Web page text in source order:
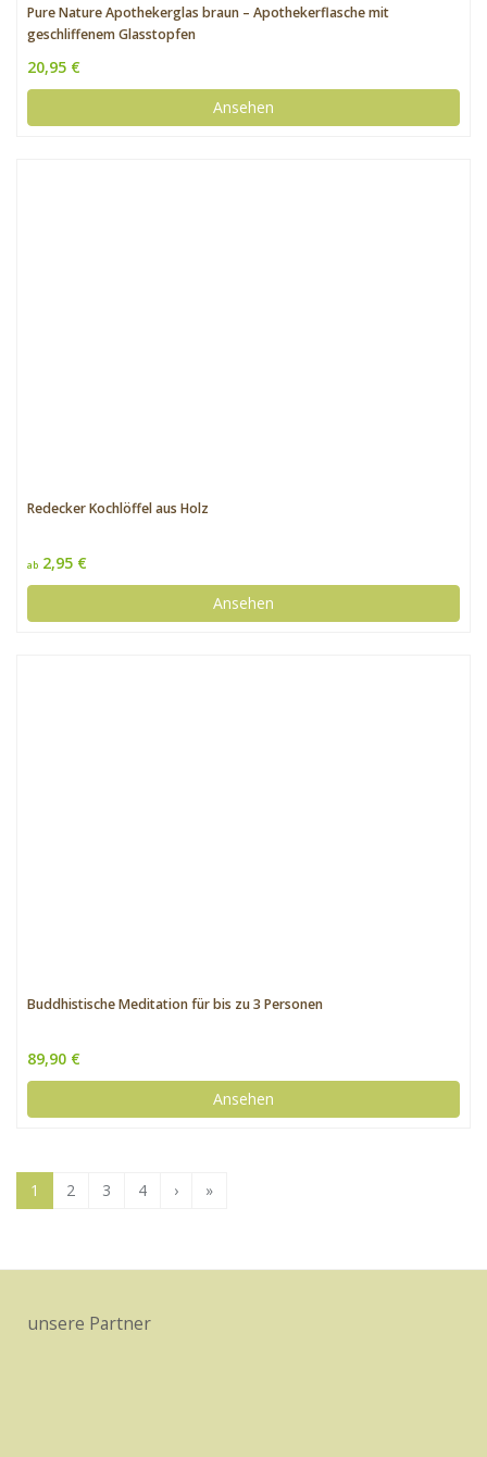
Pure Nature Apothekerglas braun – Apothekerflasche mit
geschliffenem Glasstopfen
20,95 €
Ansehen
Redecker Kochlöffel aus Holz
ab 2,95 €
Ansehen
Buddhistische Meditation für bis zu 3 Personen
89,90 €
Ansehen
1 2 3 4 › »
unsere Partner